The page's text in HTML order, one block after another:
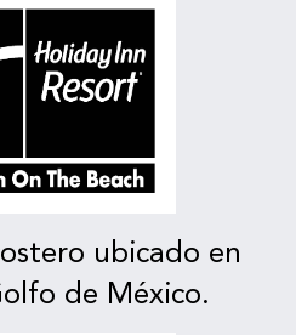
ubicado en
de México.